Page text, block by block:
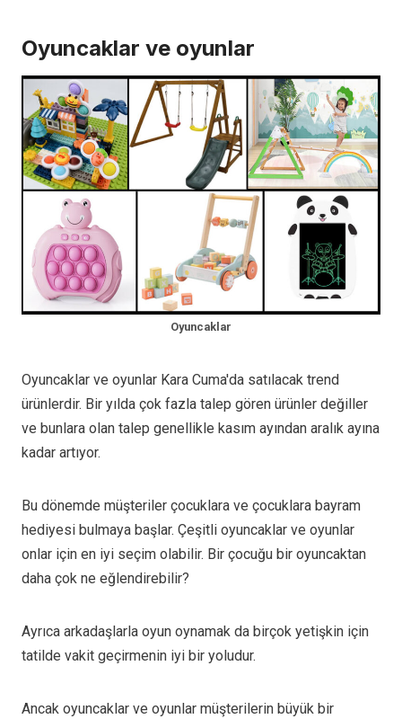
Oyuncaklar ve oyunlar
Oyuncaklar
Oyuncaklar ve oyunlar Kara Cuma'da satılacak trend
ürünlerdir. Bir yılda çok fazla talep gören ürünler değiller
ve bunlara olan talep genellikle kasım ayından aralık ayına
kadar artıyor.
Bu dönemde müşteriler çocuklara ve çocuklara bayram
hediyesi bulmaya başlar. Çeşitli oyuncaklar ve oyunlar
onlar için en iyi seçim olabilir. Bir çocuğu bir oyuncaktan
daha çok ne eğlendirebilir?
Ayrıca arkadaşlarla oyun oynamak da birçok yetişkin için
tatilde vakit geçirmenin iyi bir yoludur.
Ancak oyuncaklar ve oyunlar müşterilerin büyük bir